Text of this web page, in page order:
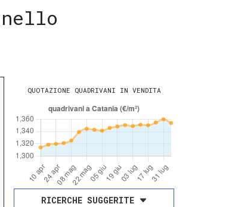
QUOTAZIONE QUADRIVANI IN VENDITA
RICERCHE SUGGERITE